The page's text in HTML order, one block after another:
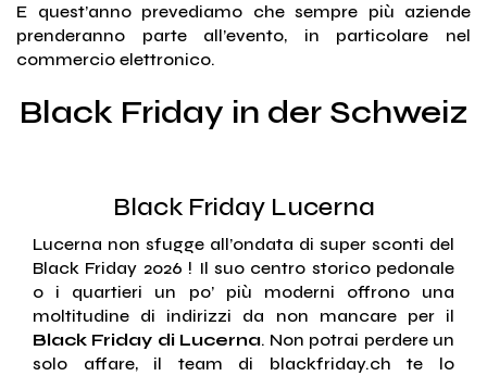
E quest’anno prevediamo che sempre più aziende
prenderanno parte all’evento, in particolare nel
commercio elettronico.
Black Friday in der Schweiz
Black Friday Lucerna
Lucerna non sfugge all’ondata di super sconti del
Black Friday 2026 ! Il suo centro storico pedonale
o i quartieri un po’ più moderni offrono una
moltitudine di indirizzi da non mancare per il
Black Friday di Lucerna. Non potrai perdere un
solo affare, il team di blackfriday.ch te lo